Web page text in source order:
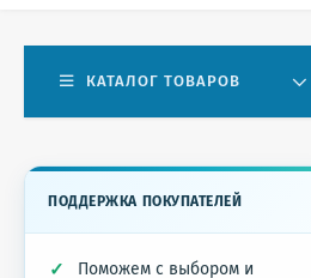
КАТАЛОГ ТОВАРОВ
ПОДДЕРЖКА ПОКУПАТЕЛЕЙ
Поможем с выбором и